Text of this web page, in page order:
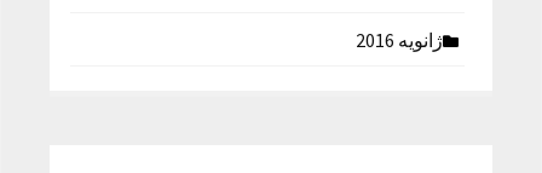
ژانویه 2016